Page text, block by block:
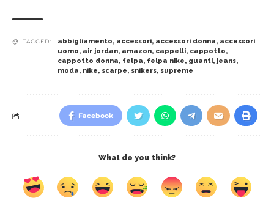
TAGGED: abbigliamento, accessori, accessori donna, accessori
uomo, air jordan, amazon, cappelli, cappotto,
cappotto donna, felpa, felpa nike, guanti, jeans,
moda, nike, scarpe, snikers, supreme
Facebook
What do you think?